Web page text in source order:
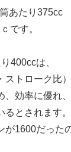
あたり375cc
です。
400ccは、
トローク比
効率に優れ、
とされます。
1600だった